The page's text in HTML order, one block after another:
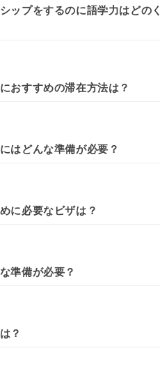
ップをするのに語学力はどのく
おすすめの滞在方法は？
はどんな準備が必要？
に必要なビザは？
準備が必要？
？